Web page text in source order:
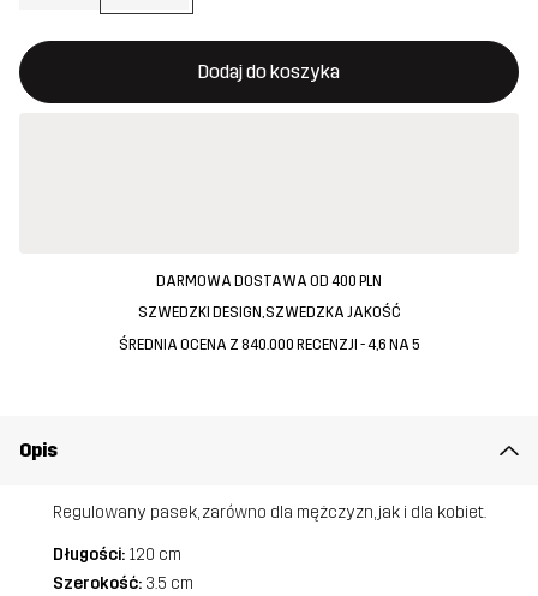
Dodaj do koszyka
Ten przycisk otworzy nowe okno, w którym można
{{size}} nie jest dostępny
DARMOWA DOSTAWA OD 400 PLN
SZWEDZKI DESIGN, SZWEDZKA JAKOŚĆ
ŚREDNIA OCENA Z 840.000 RECENZJI - 4,6 NA 5
Opis
Regulowany pasek, zarówno dla mężczyzn, jak i dla kobiet.
Długości:120 cm
Szerokość:3.5 cm